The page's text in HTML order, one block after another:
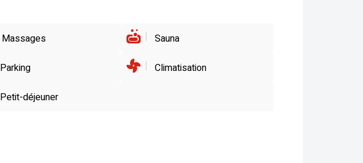
Massages Sauna
Parking Climatisation
Petit-déjeuner